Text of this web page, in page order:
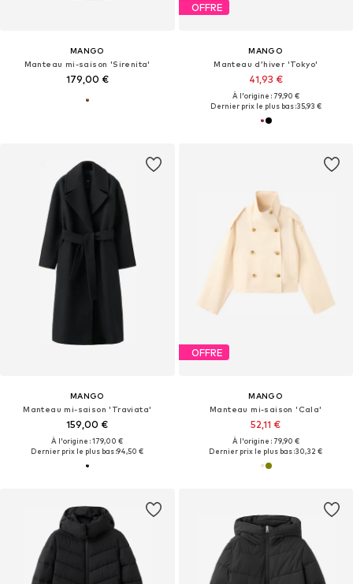
MANGO
Manteau mi-saison 'Sirenita'
179,00 €
OFFRE
MANGO
Manteau d’hiver 'Tokyo'
41,93 €
À l'origine : 79,90 €
Dernier prix le plus bas :35,93 €
MANGO
Manteau mi-saison 'Traviata'
159,00 €
À l'origine : 179,00 €
Dernier prix le plus bas :94,50 €
OFFRE
MANGO
Manteau mi-saison 'Cala'
52,11 €
À l'origine : 79,90 €
Dernier prix le plus bas :30,32 €